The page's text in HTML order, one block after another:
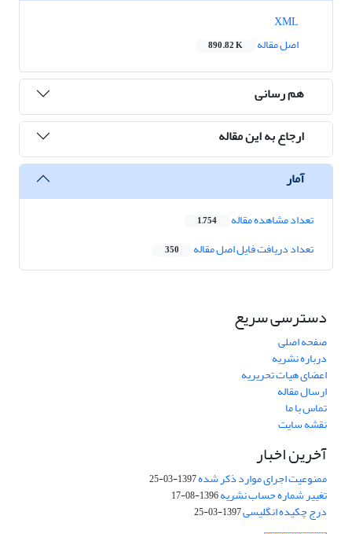
اصل مقاله
890.82 K
هم رسانی
ارجاع به این مقاله
آمار
تعداد مشاهده مقاله 1,754
تعداد دریافت فایل اصل مقاله 350
دسترسی سریع
صفحه اصلی
درباره نشریه
اعضای هیات تحریریه
ارسال مقاله
تماس با ما
نقشه سایت
آخرین اخبار
ممنوعیت اجرای موارد ذکر شده1397-03-25
تغییر شماره حساب نشریه1396-08-17
درج چکیده انگلیسی1397-03-25